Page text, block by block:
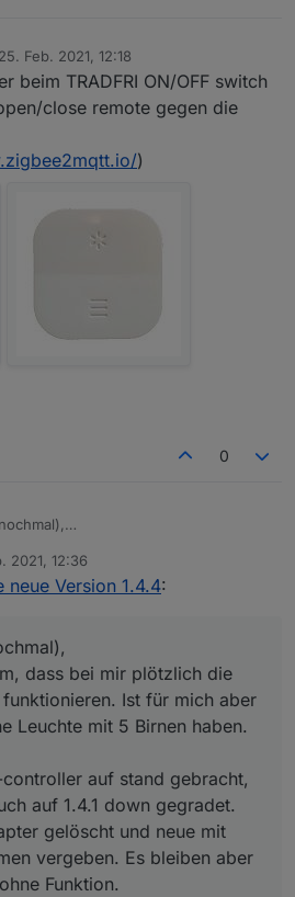
25. Feb. 2021, 12:18
von
beim TRADFRI ON/OFF switch
close remote gegen die
)
0
Ist für mich aber Essentiell, da
5 Birnen haben. Wie auch immer.
und neue mit komplett neuem
bleiben aber immer die Gruppen
liegen?
2021, 12:36
neue Version 1.4.4:
dass bei mir plötzlich die
Ist für mich aber
Leuchte mit 5 Birnen haben.
auf stand gebracht,
auf 1.4.1 down gegradet.
gelöscht und neue mit
vergeben. Es bleiben aber
Funktion.